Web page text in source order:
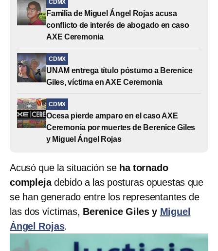
CDMX
Familia de Miguel Ángel Rojas acusa
conflicto de interés de abogado en caso
AXE Ceremonia
CDMX
UNAM entrega título póstumo a Berenice
Giles, víctima en AXE Ceremonia
CDMX
Ocesa pierde amparo en el caso AXE
Ceremonia por muertes de Berenice Giles
y Miguel Ángel Rojas
Acusó que la situación se ha tornado
complejadebido a las posturas opuestas que
se han generado entre los representantes de
las dos víctimas, Berenice Giles y Miguel
Ángel Rojas.